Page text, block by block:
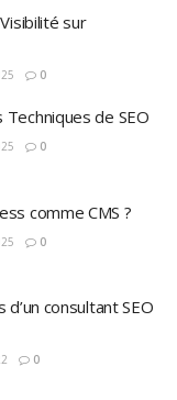
sur
0
de SEO
0
comme CMS ?
0
consultant SEO
0